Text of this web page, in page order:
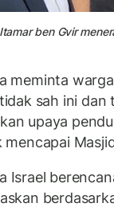
ben Gvir
meminta
sah ini
upaya
mencapai
Israel